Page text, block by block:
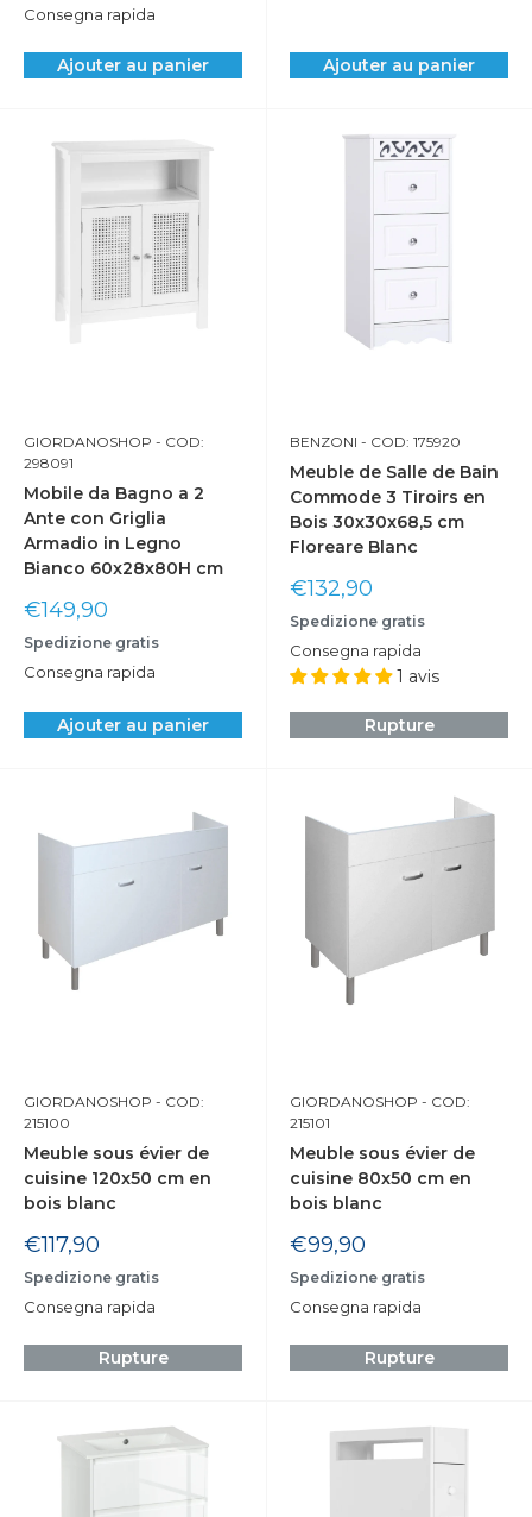
Consegna rapida
Ajouter au panier Ajouter au panier
GIORDANOSHOP - COD:
298091
Mobile da Bagno a 2
Ante con Griglia
Armadio in Legno
Bianco 60x28x80H cm
Prix
réduit
€149,90
Spedizione gratis
Consegna rapida
Ajouter au panier
BENZONI - COD: 175920
Meuble de Salle de Bain
Commode 3 Tiroirs en
Bois 30x30x68,5 cm
Floreare Blanc
Prix
réduit
€132,90
Spedizione gratis
Consegna rapida
1 avis
Rupture
GIORDANOSHOP - COD:
215100
Meuble sous évier de
cuisine 120x50 cm en
bois blanc
Prix
réduit
€117,90
Spedizione gratis
Consegna rapida
Rupture
GIORDANOSHOP - COD:
215101
Meuble sous évier de
cuisine 80x50 cm en
bois blanc
Prix
réduit
€99,90
Spedizione gratis
Consegna rapida
Rupture